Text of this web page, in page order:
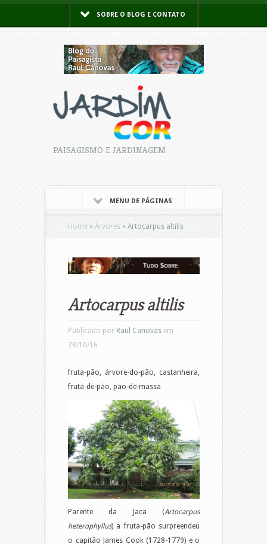
SOBRE O BLOG E CONTATO
PAISAGISMO E JARDINAGEM
MENU DE PÁGINAS
Home » Árvores » Artocarpus altilis
Artocarpus altilis
Publicado por Raul Canovas em
28/10/16
fruta-pão, árvore-do-pão, castanheira,
fruta-de-pão, pão-de-massa
Parente da Jaca (Artocarpus
heterophyllus) a fruta-pão surpreendeu
o capitão James Cook (1728-1779) e o